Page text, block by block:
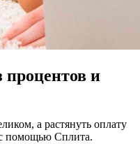
процентов и
а растянуть оплату
помощью Сплита.